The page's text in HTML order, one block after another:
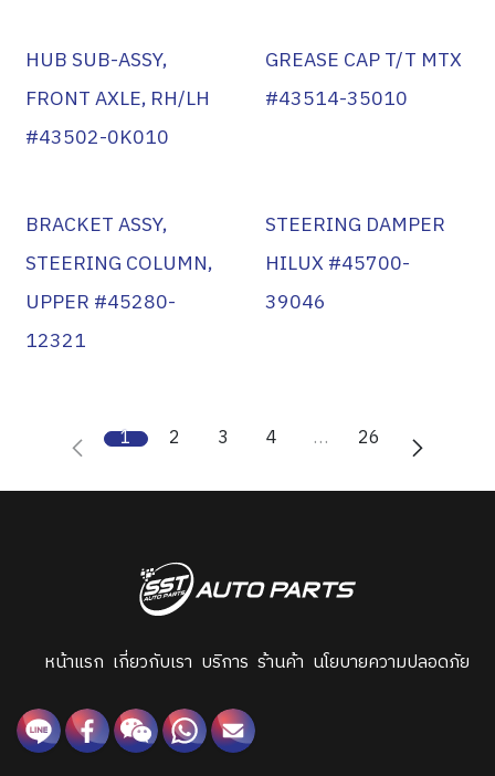
HUB SUB-ASSY,
FRONT AXLE, RH/LH
#43502-0K010
GREASE CAP T/T MTX
#43514-35010
BRACKET ASSY,
STEERING COLUMN,
UPPER #45280-
12321
STEERING DAMPER
HILUX #45700-
39046
1 2 3 4 … 26
หน้าแรก เกี่ยวกับเรา บริการ ร้านค้า นโยบายความปลอดภัย